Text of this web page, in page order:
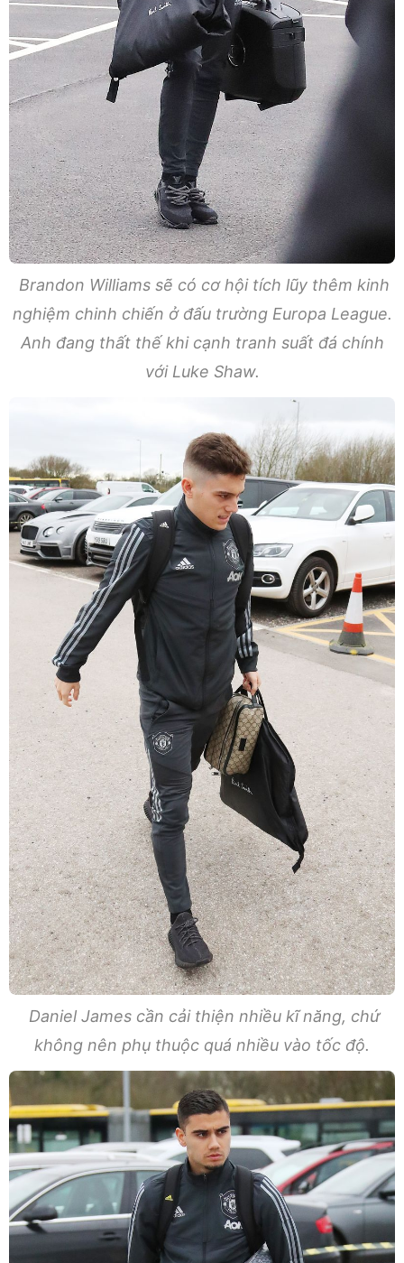
Brandon Williams sẽ có cơ hội tích lũy thêm kinh
nghiệm chinh chiến ở đấu trường Europa League.
Anh đang thất thế khi cạnh tranh suất đá chính
với Luke Shaw.
Daniel James cần cải thiện nhiều kĩ năng, chứ
không nên phụ thuộc quá nhiều vào tốc độ.